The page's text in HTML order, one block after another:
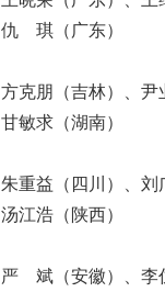
琪（广东）
朋（吉林）、尹
敏求（湖南）
益（四川）、刘
江浩（陕西）
斌（安徽）、李